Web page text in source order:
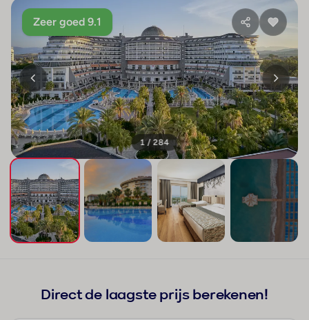
Zeer goed 9.1
1 / 284
Direct de laagste prijs berekenen!